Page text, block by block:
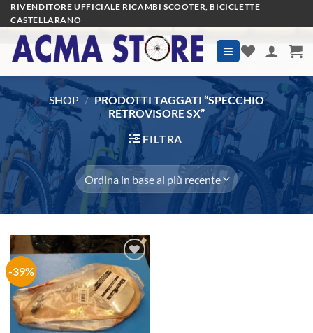
Salta
ai
contenuti
RIVENDITORE UFFICIALE RICAMBI SCOOTER, BICICLETTE
CASTELLARANO
SHOP / PRODOTTI TAGGATI “SPECCHIO
RETROVISORE SX”
FILTRA
-39%
Aggiungi
alla lista
dei
desideri